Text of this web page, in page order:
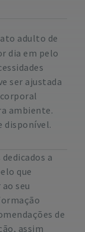
adulto de
dia em pelo
ser ajustada
ambiente.
disponível.
a
que
seu
de
assim